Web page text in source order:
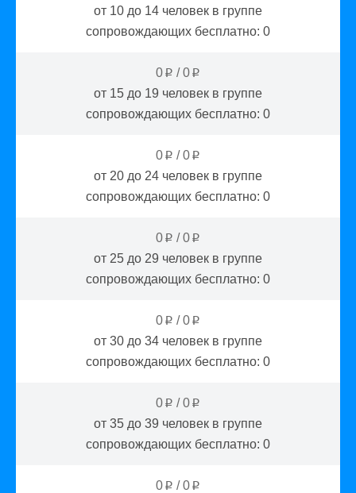
от 10 до 14 человек в группе
сопровождающих бесплатно: 0
0 p /0 p
от 15 до 19 человек в группе
сопровождающих бесплатно: 0
0 p /0 p
от 20 до 24 человек в группе
сопровождающих бесплатно: 0
0 p /0 p
от 25 до 29 человек в группе
сопровождающих бесплатно: 0
0 p /0 p
от 30 до 34 человек в группе
сопровождающих бесплатно: 0
0 p /0 p
от 35 до 39 человек в группе
сопровождающих бесплатно: 0
0 p /0 p